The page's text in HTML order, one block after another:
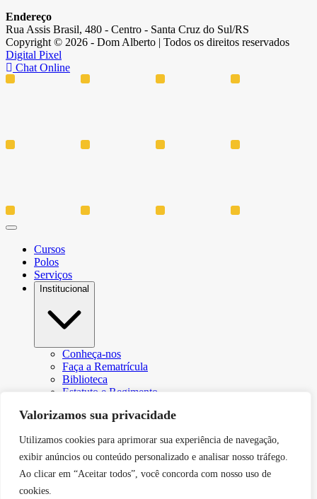
Valorizamos sua privacidade
Utilizamos cookies para aprimorar sua experiência de navegação,
exibir anúncios ou conteúdo personalizado e analisar nosso tráfego.
Ao clicar em “Aceitar todos”, você concorda com nosso uso de
cookies.
Endereço
Rua Assis Brasil, 480 - Centro - Santa Cruz do Sul/RS
Copyright © 2026 - Dom Alberto | Todos os direitos reservados
Digital Pixel
Chat Online
Cursos
Polos
Serviços
Institucional
Conheça-nos
Faça a Rematrícula
Biblioteca
Estatuto e Regimento
Resoluções e Portarias
Egressos
CPA – Comissão Própria de Avaliação
Núcleo de Prática Jurídica
Revistas